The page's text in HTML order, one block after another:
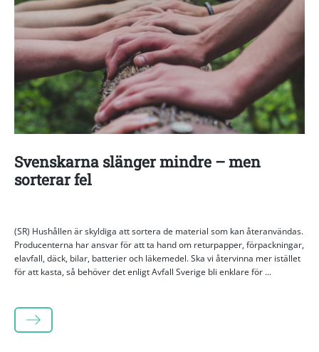
Svenskarna slänger mindre – men
sorterar fel
(SR) Hushållen är skyldiga att sortera de material som kan återanvändas.
Producenterna har ansvar för att ta hand om returpapper, förpackningar,
elavfall, däck, bilar, batterier och läkemedel. Ska vi återvinna mer istället
för att kasta, så behöver det enligt Avfall Sverige bli enklare för ...
LÄS MER